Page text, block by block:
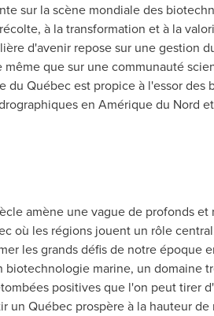
sur la scène mondiale des
à la transformation et à la
d'avenir repose sur une gestion
que sur une communauté
Québec est propice à l'essor des
en Amérique du Nord
amène une vague de profonds et
où les régions jouent un rôle
les grands défis de notre époque
marine, un domaine
positives que l'on peut tirer
un Québec prospère à la hauteur de